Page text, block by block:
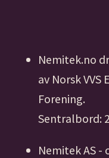
Nemitek.no
av Norsk
Forening.
Sentralbord:
Nemitek AS -